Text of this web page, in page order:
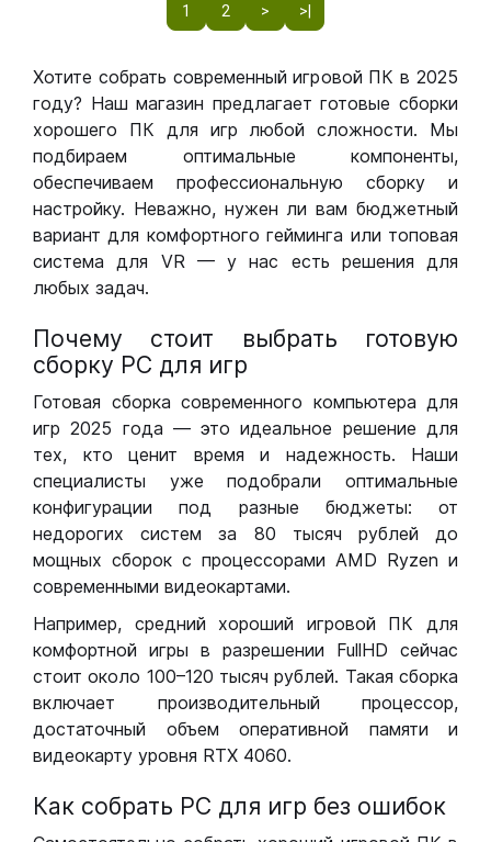
1 2 > >|
Хотите собрать современный игровой ПК в 2025
году? Наш магазин предлагает готовые сборки
хорошего ПК для игр любой сложности. Мы
подбираем оптимальные компоненты,
обеспечиваем профессиональную сборку и
настройку. Неважно, нужен ли вам бюджетный
вариант для комфортного гейминга или топовая
система для VR — у нас есть решения для
любых задач.
Почему стоит выбрать готовую
сборку РС для игр
Готовая сборка современного компьютера для
игр 2025 года — это идеальное решение для
тех, кто ценит время и надежность. Наши
специалисты уже подобрали оптимальные
конфигурации под разные бюджеты: от
недорогих систем за 80 тысяч рублей до
мощных сборок с процессорами AMD Ryzen и
современными видеокартами.
Например, средний хороший игровой ПК для
комфортной игры в разрешении FullHD сейчас
стоит около 100–120 тысяч рублей. Такая сборка
включает производительный процессор,
достаточный объем оперативной памяти и
видеокарту уровня RTX 4060.
Как собрать РС для игр без ошибок